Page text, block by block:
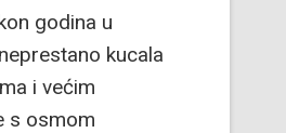
godina u
kucala
i većim
s osmom